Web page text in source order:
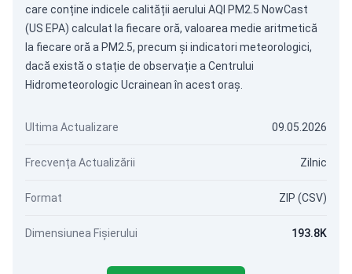
care conține indicele calității aerului AQI PM2.5 NowCast
(US EPA) calculat la fiecare oră, valoarea medie aritmetică
la fiecare oră a PM2.5, precum și indicatori meteorologici,
dacă există o stație de observație a Centrului
Hidrometeorologic Ucrainean în acest oraș.
Ultima Actualizare 09.05.2026
Frecvența Actualizării Zilnic
Format ZIP (CSV)
Dimensiunea Fișierului 193.8K